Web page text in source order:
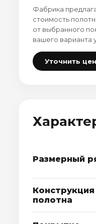
Фабрика
стоимость
от выбранного
вашего варианта
Уточнить
Размерный
Конструкция
полотна